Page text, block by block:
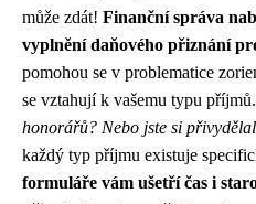
může zdát! Finanční správa
vyplnění daňového přiznání
pomohou se v problematice
se vztahují k vašemu typu příjmů.
honorářů? Nebo jste si
každý typ příjmu existuje
formuláře vám ušetří čas i